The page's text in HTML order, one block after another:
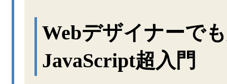
Webデザイナーで
JavaScript超入門